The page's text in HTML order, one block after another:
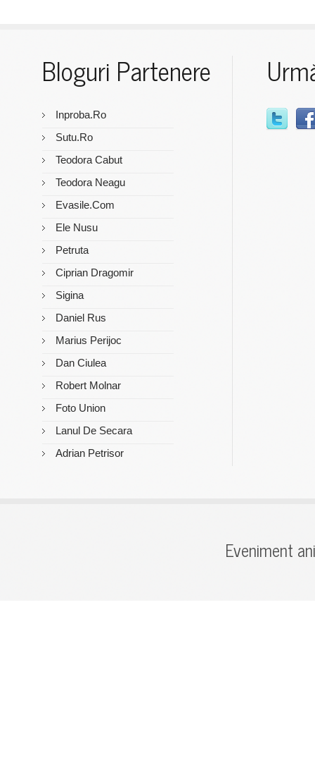
Bloguri Partenere
Inproba.ro
Sutu.ro
Teodora Cabut
Teodora Neagu
Evasile.com
Ele Nusu
Petruta
Ciprian Dragomir
Sigina
Daniel Rus
Marius Perijoc
Dan Ciulea
Robert Molnar
Foto Union
Lanul De Secara
Adrian Petrisor
Eveniment